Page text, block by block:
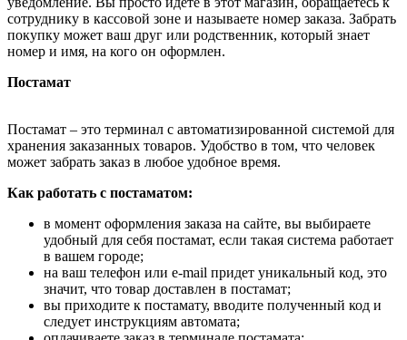
сотруднику в кассовой зоне и называете номер заказа. Забрать
покупку может ваш друг или родственник, который знает
номер и имя, на кого он оформлен.
Постамат
Постамат – это терминал с автоматизированной системой для
хранения заказанных товаров. Удобство в том, что человек
может забрать заказ в любое удобное время.
Как работать с постаматом:
в момент оформления заказа на сайте, вы выбираете
удобный для себя постамат, если такая система работает
в вашем городе;
на ваш телефон или e-mail придет уникальный код, это
значит, что товар доставлен в постамат;
вы приходите к постамату, вводите полученный код и
следует инструкциям автомата;